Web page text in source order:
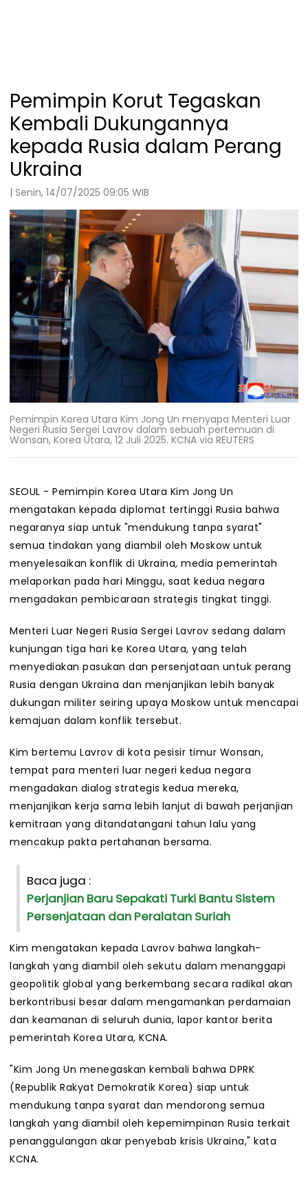
Pemimpin Korut Tegaskan
Kembali Dukungannya
kepada Rusia dalam Perang
Ukraina
| Senin, 14/07/2025 09:05 WIB
Pemimpin Korea Utara Kim Jong Un menyapa Menteri Luar
Negeri Rusia Sergei Lavrov dalam sebuah pertemuan di
Wonsan, Korea Utara, 12 Juli 2025. KCNA via REUTERS
SEOUL - Pemimpin Korea Utara Kim Jong Un
mengatakan kepada diplomat tertinggi Rusia bahwa
negaranya siap untuk "mendukung tanpa syarat"
semua tindakan yang diambil oleh Moskow untuk
menyelesaikan konflik di Ukraina, media pemerintah
melaporkan pada hari Minggu, saat kedua negara
mengadakan pembicaraan strategis tingkat tinggi.
Menteri Luar Negeri Rusia Sergei Lavrov sedang dalam
kunjungan tiga hari ke Korea Utara, yang telah
menyediakan pasukan dan persenjataan untuk perang
Rusia dengan Ukraina dan menjanjikan lebih banyak
dukungan militer seiring upaya Moskow untuk mencapai
kemajuan dalam konflik tersebut.
Kim bertemu Lavrov di kota pesisir timur Wonsan,
tempat para menteri luar negeri kedua negara
mengadakan dialog strategis kedua mereka,
menjanjikan kerja sama lebih lanjut di bawah perjanjian
kemitraan yang ditandatangani tahun lalu yang
mencakup pakta pertahanan bersama.
Baca juga :
Perjanjian Baru Sepakati Turki Bantu Sistem
Persenjataan dan Peralatan Suriah
Kim mengatakan kepada Lavrov bahwa langkah-
langkah yang diambil oleh sekutu dalam menanggapi
geopolitik global yang berkembang secara radikal akan
berkontribusi besar dalam mengamankan perdamaian
dan keamanan di seluruh dunia, lapor kantor berita
pemerintah Korea Utara, KCNA.
"Kim Jong Un menegaskan kembali bahwa DPRK
(Republik Rakyat Demokratik Korea) siap untuk
mendukung tanpa syarat dan mendorong semua
langkah yang diambil oleh kepemimpinan Rusia terkait
penanggulangan akar penyebab krisis Ukraina," kata
KCNA.